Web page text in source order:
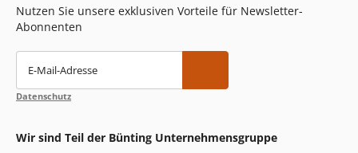
Nutzen Sie unsere exklusiven Vorteile für Newsletter-
Abonnenten
E-Mail-Adresse
Datenschutz
Wir sind Teil der Bünting Unternehmensgruppe